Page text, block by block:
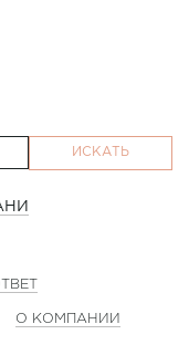
ИСКАТЬ
О КОМПАНИИ